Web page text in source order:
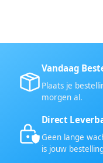
Vandaag
Plaats je
morgen al.
Direct
Geen lange
is jouw